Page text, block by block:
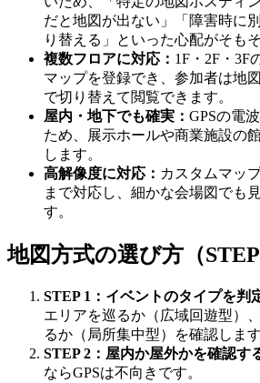
だと地図が出ない」「障害時に
り替える」といった心配がそも
複数フロアに対応： 1F・2F・3F
マップを登録でき、参加者は地
で切り替えて閲覧できます。
屋内・地下でも確実： GPSの電
ため、展示ホールや商業施設の
します。
高解像度に対応： カスタムマッ
まで対応し、細かな会場図でも
す。
地図方式の選び方（STEP
STEP 1：イベントのタイプを判
エリアを巡るか（広域回遊型）
るか（局所集中型）を確認します
STEP 2：屋内か屋外かを確認す
ならGPSは不向きです。